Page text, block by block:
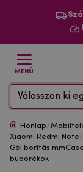
MENÜ
Válasszon ki
Honlap/
Xiaomi Redmi Note/
Gél borítás
buborékok